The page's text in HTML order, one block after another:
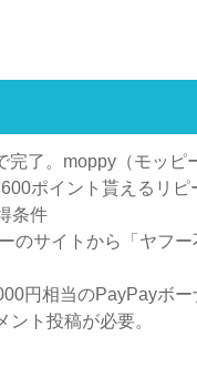
完了。moppy（モッピ
ポイント貰えるリピ
条件
のサイトから「ヤフ
円相当のPayPayボ
ント投稿が必要。